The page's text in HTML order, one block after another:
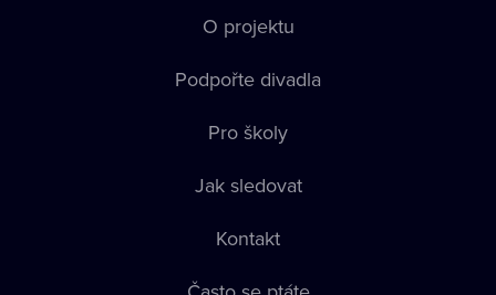
O projektu
Podpořte divadla
Pro školy
Jak sledovat
Kontakt